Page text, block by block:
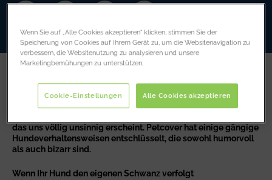
Haben Sie sich jemals verwirrt oder verwundert über das
verrückte Verhalten Ihres Hundes am Kopf gekratzt?
Sicherlich haben sich die meisten Hundebesitzer irgendwann
das uns völlig unsinnig erscheint. Petcover hat einige gängige
Hundeverhaltensweisen entschlüsselt, die sowohl humorvoll
als auch bizarr sind.
Wenn Ihr Hund den eigenen Schwanz verfolgt
Wenn Sie auf „Alle Cookies akzeptieren“ klicken, stimmen Sie der
Speicherung von Cookies auf Ihrem Gerät zu, um die Websitenavigation zu
verbessern, die Websitenutzung zu analysieren und unsere
Marketingbemühungen zu unterstützen.
Alle Cookies akzeptieren
Cookie-Einstellungen